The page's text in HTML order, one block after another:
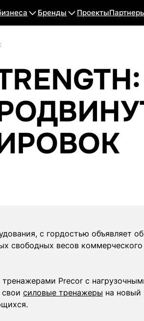
Бренды Проекты
с гордостью объявляет об
свободных весов
Precor с
силовые тренажеры на новый